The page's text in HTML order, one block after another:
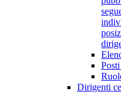
Dirigenti